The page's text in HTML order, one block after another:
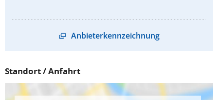
Anbieterkennzeichnung
Standort / Anfahrt